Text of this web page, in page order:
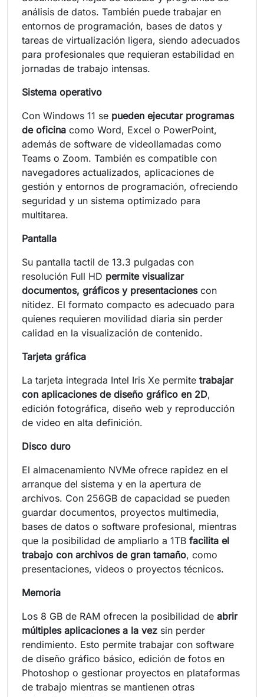
análisis de datos. También puede trabajar en
entornos de programación, bases de datos y
tareas de virtualización ligera, siendo adecuados
para profesionales que requieran estabilidad en
jornadas de trabajo intensas.
Sistema operativo
Con Windows 11 se pueden ejecutar programas
de oficina como Word, Excel o PowerPoint,
además de software de videollamadas como
Teams o Zoom. También es compatible con
navegadores actualizados, aplicaciones de
gestión y entornos de programación, ofreciendo
seguridad y un sistema optimizado para
multitarea.
Pantalla
Su pantalla tactil de 13.3 pulgadas con
resolución Full HD permite visualizar
documentos, gráficos y presentacionescon
nitidez. El formato compacto es adecuado para
quienes requieren movilidad diaria sin perder
calidad en la visualización de contenido.
Tarjeta gráfica
La tarjeta integrada Intel Iris Xe permite trabajar
con aplicaciones de diseño gráfico en 2D,
edición fotográfica, diseño web y reproducción
de video en alta definición.
Disco duro
El almacenamiento NVMe ofrece rapidez en el
arranque del sistema y en la apertura de
archivos. Con 256GB de capacidad se pueden
guardar documentos, proyectos multimedia,
bases de datos o software profesional, mientras
que la posibilidad de ampliarlo a 1TB facilita el
trabajo con archivos de gran tamaño, como
presentaciones, videos o proyectos técnicos.
Memoria
Los 8 GB de RAM ofrecen la posibilidad de abrir
múltiples aplicaciones a la vez sin perder
rendimiento. Esto permite trabajar con software
de diseño gráfico básico, edición de fotos en
Photoshop o gestionar proyectos en plataformas
de trabajo mientras se mantienen otras